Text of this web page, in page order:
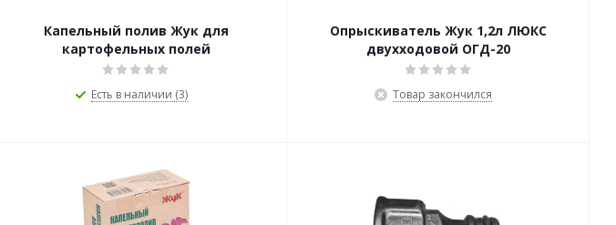
Капельный полив Жук для
картофельных полей
Есть в наличии (3)
Опрыскиватель Жук 1,2л ЛЮКС
двухходовой ОГД-20
Товар закончился